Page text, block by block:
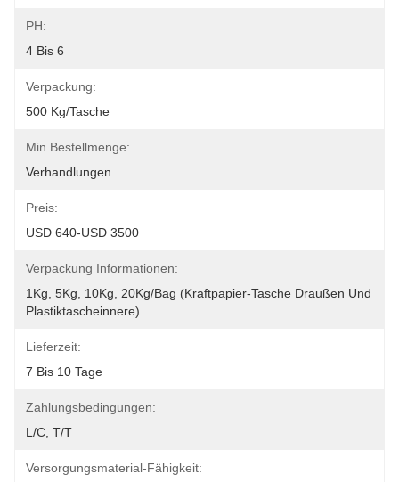
PH:
4 Bis 6
Verpackung:
500 Kg/Tasche
Min Bestellmenge:
Verhandlungen
Preis:
USD 640-USD 3500
Verpackung Informationen:
1Kg, 5Kg, 10Kg, 20Kg/Bag (Kraftpapier-Tasche Draußen Und
Plastiktascheinnere)
Lieferzeit:
7 Bis 10 Tage
Zahlungsbedingungen:
L/C, T/T
Versorgungsmaterial-Fähigkeit: